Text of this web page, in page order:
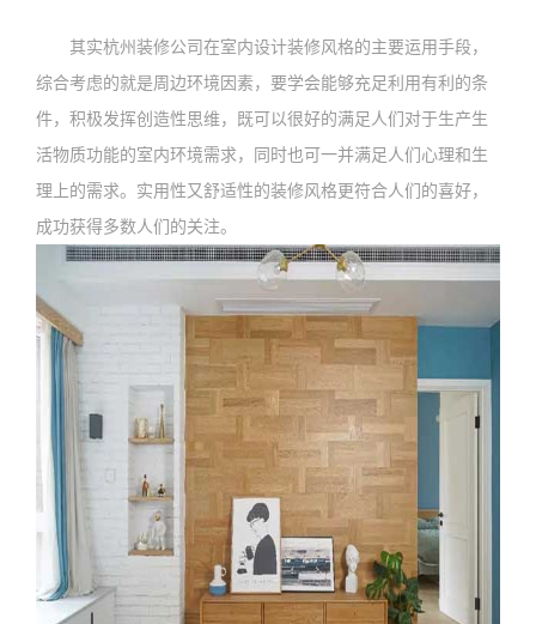
其实杭州装修公司在室内设计装修风格的主要运用手段，
综合考虑的就是周边环境因素，要学会能够充足利用有利的条
件，积极发挥创造性思维，既可以很好的满足人们对于生产生
活物质功能的室内环境需求，同时也可一并满足人们心理和生
理上的需求。实用性又舒适性的装修风格更符合人们的喜好，
成功获得多数人们的关注。